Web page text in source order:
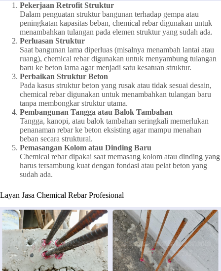
Pekerjaan Retrofit Struktur
Dalam penguatan struktur bangunan terhadap gempa atau
peningkatan kapasitas beban, chemical rebar digunakan untuk
menambahkan tulangan pada elemen struktur yang sudah ada.
Perluasan Struktur
Saat bangunan lama diperluas (misalnya menambah lantai atau
ruang), chemical rebar digunakan untuk menyambung tulangan
baru ke beton lama agar menjadi satu kesatuan struktur.
Perbaikan Struktur Beton
Pada kasus struktur beton yang rusak atau tidak sesuai desain,
chemical rebar digunakan untuk menambahkan tulangan baru
tanpa membongkar struktur utama.
Pembangunan Tangga atau Balok Tambahan
Tangga, kanopi, atau balok tambahan seringkali memerlukan
penanaman rebar ke beton eksisting agar mampu menahan
beban secara struktural.
Pemasangan Kolom atau Dinding Baru
Chemical rebar dipakai saat memasang kolom atau dinding yang
harus tersambung kuat dengan fondasi atau pelat beton yang
sudah ada.
Layan Jasa Chemical Rebar Profesional